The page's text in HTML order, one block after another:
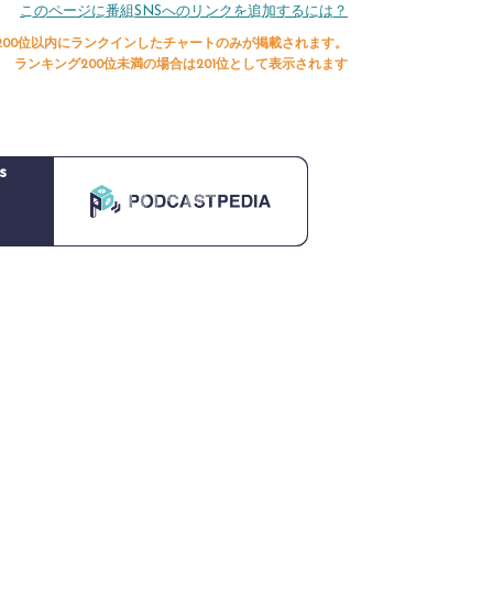
このページに番組SNSへのリンクを追加するには？
位以内にランクインしたチャートのみが掲載されます。
ランキング200位未満の場合は201位として表示されます